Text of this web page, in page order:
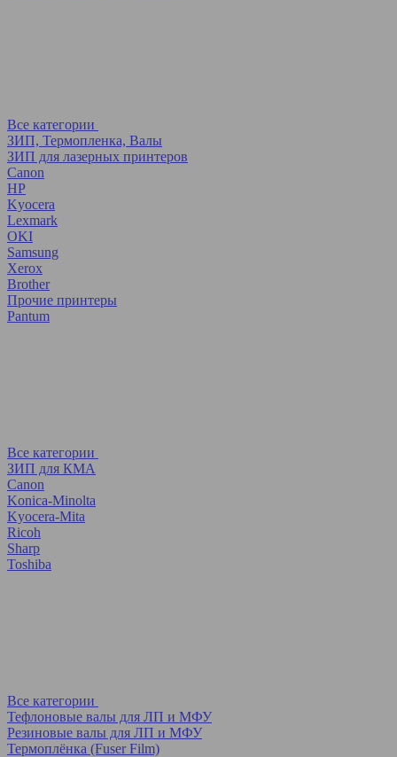
Все категории
ЗИП, Термопленка, Валы
ЗИП для лазерных принтеров
Canon
HP
Kyocera
Lexmark
OKI
Samsung
Xerox
Brother
Прочие принтеры
Pantum
Все категории
ЗИП для КМА
Canon
Konica-Minolta
Kyocera-Mita
Ricoh
Sharp
Toshiba
Все категории
Тефлоновые валы для ЛП и МФУ
Резиновые валы для ЛП и МФУ
Термоплёнка (Fuser Film)